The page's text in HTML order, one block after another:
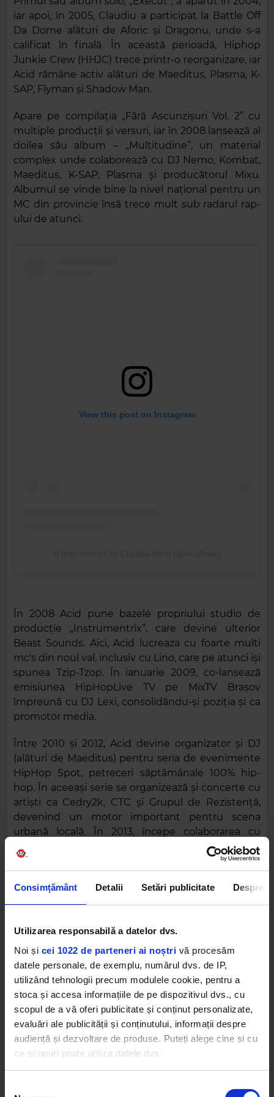
Consimțământ Detalii Setări publicitate Despre
Utilizarea responsabilă a datelor dvs.
Noi și cei 1022 de parteneri ai noștri vă procesăm
datele personale, de exemplu, numărul dvs. de IP,
utilizând tehnologii precum modulele cookie, pentru a
stoca și accesa informațiile de pe dispozitivul dvs., cu
scopul de a vă oferi publicitate și conținut personalizate,
evaluări ale publicității și conținutului, informații despre
audiență și dezvoltare de produse. Puteți alege cine și cu
ce scopuri poate utiliza datele dvs.
iar apoi, în 2005, Claudiu a participat la Battle Off
Da Dome alături de Aforic și Dragonu, unde s-a
calificat în finală. În această perioadă, Hiphop
Junkie Crew (HHJC) trece printr-o reorganizare, iar
Acid rămâne activ alături de Maeditus, Plasma, K-
SAP, Flyman și Shadow Man.
Apare pe compilația „Fără Ascunzișuri Vol. 2” cu
multiple producții și versuri, iar în 2008 lansează al
doilea său album – „Multitudine”, un material
complex unde colaborează cu DJ Nemo, Kombat,
Maeditus, K-SAP, Plasma și producătorul Mixu.
Albumul se vinde bine la nivel național pentru un
MC din provincie însă trece mult sub radarul rap-
ului de atunci.
View this post on Instagram
În 2008 Acid pune bazele propriului studio de
producție „Instrumentrix”, care devine ulterior
Beast Sounds. Aici, Acid lucreaza cu foarte multi
mc's din noul val, inclusiv cu Lino, care pe atunci iși
spunea Tzip-Tzop. În ianuarie 2009, co-lansează
emisiunea HipHopLive TV pe MixTV Brașov
împreună cu DJ Lexi, consolidându-și poziția și ca
promotor media.
Între 2010 și 2012, Acid devine organizator și DJ
(alături de Maeditus) pentru seria de evenimente
HipHop Spot, petreceri săptămânale 100% hip-
hop. În aceeași serie se organizează și concerte cu
artiști ca Cedry2k, CTC și Grupul de Rezistență,
devenind un motor important pentru scena
urbană locală. În 2013, începe colaborarea cu
Bibanu și intră în DopeFilm Records, contribuind
la producția unora dintre cele mai de succes
Între 2014 și 2020, Acid rămâne activ în
underground și continuă să producă, mixeze și
masterizeze pentru K-SAP (albumul „Serviciul de
Probațiune”) și Johnny Wave. Pregătește terenul
pentru revenirea sub un nou label.